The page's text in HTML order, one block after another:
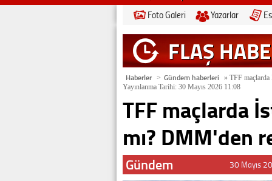
Bilecik
Ne demek
Foto Galeri Yazarlar
FLAŞ
Haberler > Gündem haberleri » TFF maçlarda
Yayınlanma Tarihi: 30 Mayıs 2026 11:08
TFF maçlarda
mı? DMM'den
Gündem 30 Mayıs